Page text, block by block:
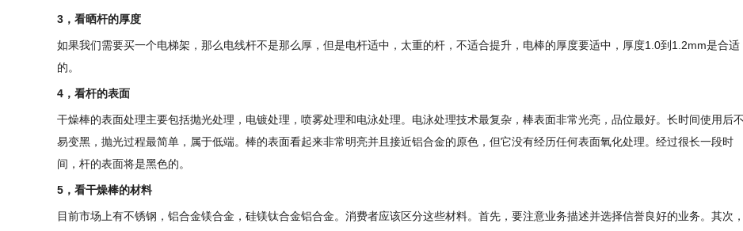
3，看晒杆的厚度
如果我们需要买一个电梯架，那么电线杆不是那么厚，但是电杆适中，太重的杆，不适合提升，电棒的厚度要适中，厚度1.0到1.2mm是合适
的。
4，看杆的表面
干燥棒的表面处理主要包括抛光处理，电镀处理，喷雾处理和电泳处理。电泳处理技术最复杂，棒表面非常光亮，品位最好。长时间使用后不
易变黑，抛光过程最简单，属于低端。棒的表面看起来非常明亮并且接近铝合金的原色，但它没有经历任何表面氧化处理。经过很长一段时
间，杆的表面将是黑色的。
5，看干燥棒的材料
目前市场上有不锈钢，铝合金镁合金，硅镁钛合金铝合金。消费者应该区分这些材料。首先，要注意业务描述并选择信誉良好的业务。其次，